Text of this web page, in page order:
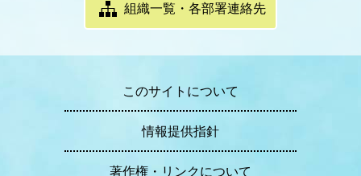
組織一覧・各部署連絡先
このサイトについて
情報提供指針
著作権・リンクについて